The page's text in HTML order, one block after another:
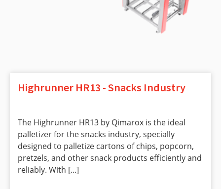
Highrunner HR13 - Snacks Industry
The Highrunner HR13 by Qimarox is the ideal
palletizer for the snacks industry, specially
designed to palletize cartons of chips, popcorn,
pretzels, and other snack products efficiently and
reliably. With [...]